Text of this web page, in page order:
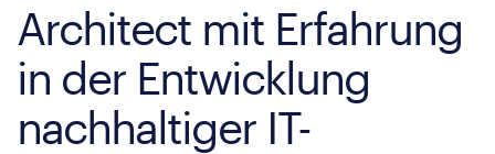
Architect mit Erfahrung
in der Entwicklung
nachhaltiger IT-